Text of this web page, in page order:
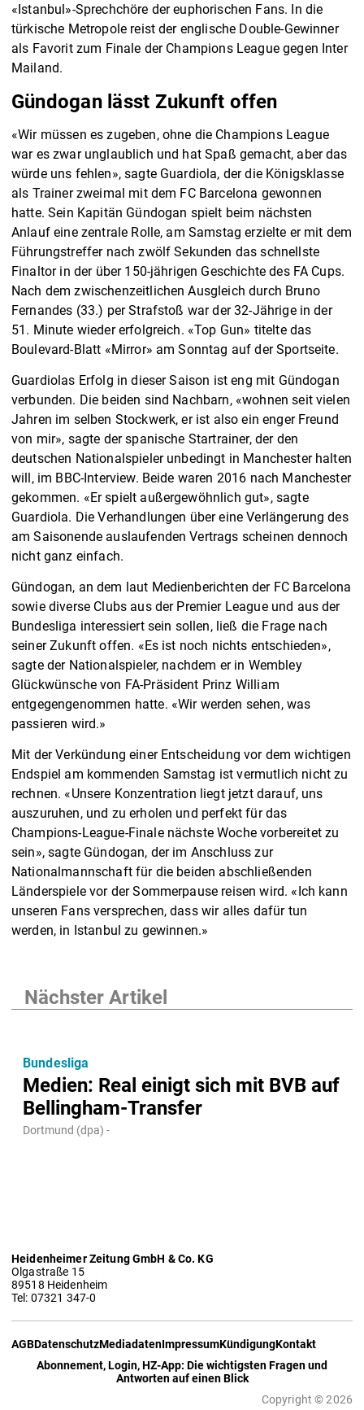
«Istanbul»-Sprechchöre der euphorischen Fans. In die
türkische Metropole reist der englische Double-Gewinner
als Favorit zum Finale der Champions League gegen Inter
Mailand.
Gündogan lässt Zukunft offen
«Wir müssen es zugeben, ohne die Champions League
war es zwar unglaublich und hat Spaß gemacht, aber das
würde uns fehlen», sagte Guardiola, der die Königsklasse
als Trainer zweimal mit dem FC Barcelona gewonnen
hatte. Sein Kapitän Gündogan spielt beim nächsten
Anlauf eine zentrale Rolle, am Samstag erzielte er mit dem
Führungstreffer nach zwölf Sekunden das schnellste
Finaltor in der über 150-jährigen Geschichte des FA Cups.
Nach dem zwischenzeitlichen Ausgleich durch Bruno
Fernandes (33.) per Strafstoß war der 32-Jährige in der
51. Minute wieder erfolgreich. «Top Gun» titelte das
Boulevard-Blatt «Mirror» am Sonntag auf der Sportseite.
Guardiolas Erfolg in dieser Saison ist eng mit Gündogan
verbunden. Die beiden sind Nachbarn, «wohnen seit vielen
Jahren im selben Stockwerk, er ist also ein enger Freund
von mir», sagte der spanische Startrainer, der den
deutschen Nationalspieler unbedingt in Manchester halten
will, im BBC-Interview. Beide waren 2016 nach Manchester
gekommen. «Er spielt außergewöhnlich gut», sagte
Guardiola. Die Verhandlungen über eine Verlängerung des
am Saisonende auslaufenden Vertrags scheinen dennoch
nicht ganz einfach.
Gündogan, an dem laut Medienberichten der FC Barcelona
sowie diverse Clubs aus der Premier League und aus der
Bundesliga interessiert sein sollen, ließ die Frage nach
seiner Zukunft offen. «Es ist noch nichts entschieden»,
sagte der Nationalspieler, nachdem er in Wembley
Glückwünsche von FA-Präsident Prinz William
entgegengenommen hatte. «Wir werden sehen, was
passieren wird.»
Mit der Verkündung einer Entscheidung vor dem wichtigen
Endspiel am kommenden Samstag ist vermutlich nicht zu
rechnen. «Unsere Konzentration liegt jetzt darauf, uns
auszuruhen, und zu erholen und perfekt für das
Champions-League-Finale nächste Woche vorbereitet zu
sein», sagte Gündogan, der im Anschluss zur
Nationalmannschaft für die beiden abschließenden
Länderspiele vor der Sommerpause reisen wird. «Ich kann
unseren Fans versprechen, dass wir alles dafür tun
werden, in Istanbul zu gewinnen.»
Nächster Artikel
Medien: Real einigt sich mit BVB auf
Bellingham-Transfer
Bundesliga
Dortmund (dpa) -
Heidenheimer Zeitung GmbH & Co. KG
Olgastraße 15
89518 Heidenheim
Tel: 07321 347-0
AGBDatenschutzMediadatenImpressumKündigungKontakt
Abonnement, Login, HZ-App: Die wichtigsten Fragen und
Antworten auf einen Blick
Copyright © 2026